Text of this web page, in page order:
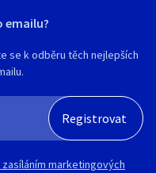
emailu?
se k odběru těch nejlepších
marketingových